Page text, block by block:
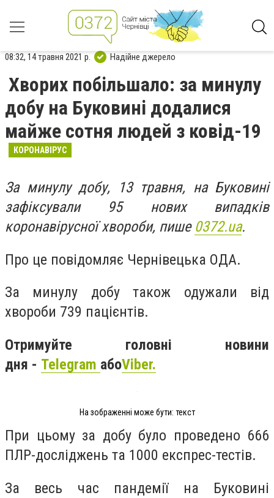
08:32, 14 травня 2021 р. Надійне джерело
Хворих побільшало: за минулу
добу на Буковині додалися
майже сотня людей з ковід-19
КОРОНАВІРУС
За минулу добу, 13 травня, на Буковині
зафіксували 95 нових випадків
коронавірусної хвороби, пише 0372.ua.
Про це повідомляє Чернівецька ОДА.
За минулу добу також одужали від
хвороби 739 пацієнтів.
Отримуйте головні новини
дня - Telegram абоViber.
На зображенні може бути: текст
При цьому за добу було проведено 666
ПЛР-досліджень та 1000 експрес-тестів.
За весь час пандемії на Буковині